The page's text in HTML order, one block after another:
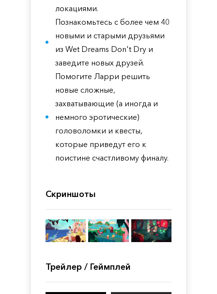
локациями.
Познакомьтесь с более чем 40
новыми и старыми друзьями
из Wet Dreams Don't Dry и
заведите новых друзей.
Помогите Ларри решить
новые сложные,
захватывающие (а иногда и
немного эротические)
головоломки и квесты,
которые приведут его к
поистине счастливому финалу.
Скриншоты
Трейлер / Геймплей